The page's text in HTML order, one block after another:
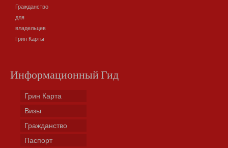
Гражданство
для
владельцев
Грин Карты
Информационный Гид
Грин Карта
Визы
Гражданство
Паспорт